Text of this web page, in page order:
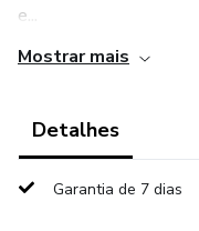
e...
Mostrar mais
Detalhes
Garantia de 7 dias